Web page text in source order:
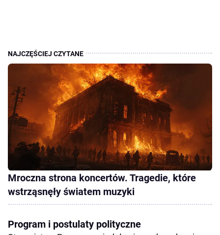
Mroczna strona koncertów. Tragedie, które
wstrząsnęły światem muzyki
Program i postulaty polityczne